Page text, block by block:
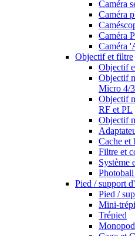
Caméra
Caméra
Caméra
Caméra
Objectif et filtre
Objectif
Objectif
Micro 4/3
Objectif
RF et PL
Objectif
Cache et
Filtre et
Système
Pied / support
Pied /
Mini-
Trépied